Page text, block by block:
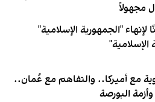
مجهولاً
"الجمهورية الإسلامية"
الإسلامية"
مع أميركا.. والتفاهم مع عُمان..
البورصة